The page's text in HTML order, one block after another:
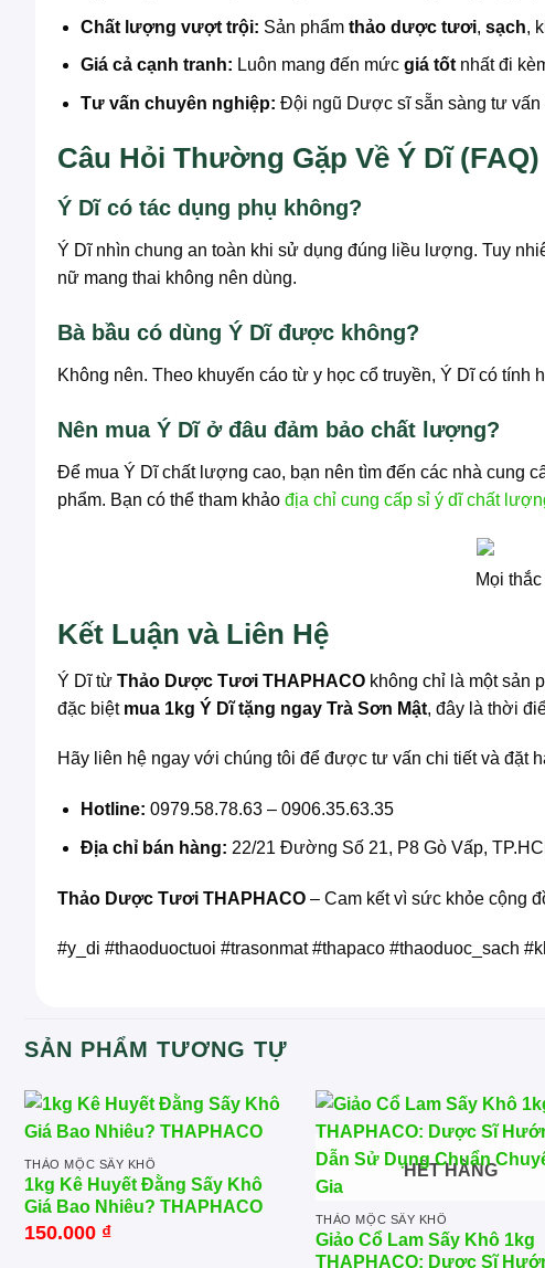
Chất lượng vượt trội: Sản phẩm thảo dược tươi, sạch,
Giá cả cạnh tranh: Luôn mang đến mức giá tốtnhất đi
Tư vấn chuyên nghiệp: Đội ngũ Dược sĩ sẵn sàng tư vấn
Câu Hỏi Thường Gặp Về Ý Dĩ (FAQ)
Ý Dĩ có tác dụng phụ không?
Ý Dĩ nhìn chung an toàn khi sử dụng đúng liều lượng. Tuy
nữ mang thai không nên dùng.
Bà bầu có dùng Ý Dĩ được không?
Không nên. Theo khuyến cáo từ y học cổ truyền, Ý Dĩ có
Nên mua Ý Dĩ ở đâu đảm bảo chất lượng?
Để mua Ý Dĩ chất lượng cao, bạn nên tìm đến các nhà cung
phẩm. Bạn có thể tham khảo địa chỉ cung cấp sỉ ý dĩ chất
Mọi
Kết Luận và Liên Hệ
Ý Dĩ từ Thảo Dược Tươi THAPHACO không chỉ là một sản
đặc biệt mua 1kg Ý Dĩ tặng ngay Trà Sơn Mật, đây là thời
Hãy liên hệ ngay với chúng tôi để được tư vấn chi tiết và đặt
Hotline: 0979.58.78.63 – 0906.35.63.35
Địa chỉ bán hàng: 22/21 Đường Số 21, P8 Gò Vấp,
Thảo Dược Tươi THAPHACO – Cam kết vì sức khỏe cộng
#y_di #thaoduoctuoi #trasonmat #thapaco #thaoduoc_sach
SẢN PHẨM TƯƠNG TỰ
THẢO MỘC SẤY KHÔ
1kg Kê Huyết Đằng Sấy Khô
Giá Bao Nhiêu? THAPHACO
150.000 ₫
HẾT HÀNG
THẢO MỘC SẤY KHÔ
Giảo Cổ Lam Sấy Khô 1kg
THAPHACO: Dược Sĩ